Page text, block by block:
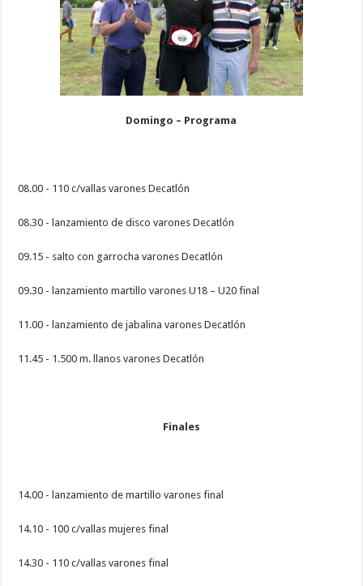
Domingo – Programa
08.00 - 110 c/vallas varones Decatlón
08.30 - lanzamiento de disco varones Decatlón
09.15 - salto con garrocha varones Decatlón
09.30 - lanzamiento martillo varones U18 – U20 final
11.00 - lanzamiento de jabalina varones Decatlón
11.45 - 1.500 m. llanos varones Decatlón
Finales
14.00 - lanzamiento de martillo varones final
14.10 - 100 c/vallas mujeres final
14.30 - 110 c/vallas varones final